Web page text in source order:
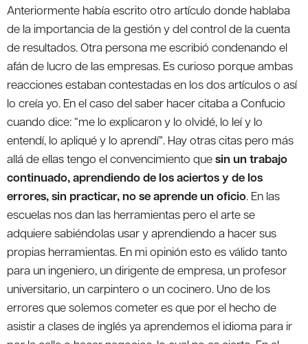
Anteriormente había escrito otro artículo donde hablaba
de la importancia de la gestión y del control de la cuenta
de resultados. Otra persona me escribió condenando el
afán de lucro de las empresas. Es curioso porque ambas
reacciones estaban contestadas en los dos artículos o así
lo creía yo. En el caso del saber hacer citaba a Confucio
cuando dice: “me lo explicaron y lo olvidé, lo leí y lo
entendí, lo apliqué y lo aprendí”. Hay otras citas pero más
allá de ellas tengo el convencimiento quesin un trabajo
continuado, aprendiendo de los aciertos y de los
errores, sin practicar, no se aprende un oficio. En las
escuelas nos dan las herramientas pero el arte se
adquiere sabiéndolas usar y aprendiendo a hacer sus
propias herramientas. En mi opinión esto es válido tanto
para un ingeniero, un dirigente de empresa, un profesor
universitario, un carpintero o un cocinero. Uno de los
errores que solemos cometer es que por el hecho de
asistir a clases de inglés ya aprendemos el idioma para ir